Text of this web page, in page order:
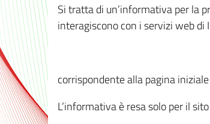
Si tratta di un’informativa per la
interagiscono con i servizi web di
corrispondente alla pagina
L’informativa è resa solo per il